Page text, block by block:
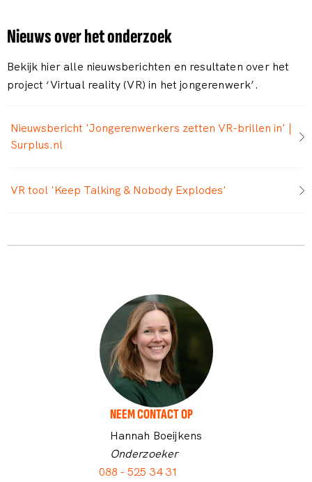
Nieuws over het onderzoek
Bekijk hier alle nieuwsberichten en resultaten over het
project ‘Virtual reality (VR) in het jongerenwerk’.
Nieuwsbericht 'Jongerenwerkers zetten VR-brillen in' |
Surplus.nl
VR tool 'Keep Talking & Nobody Explodes'
NEEM CONTACT OP
Hannah Boeijkens
Onderzoeker
088 - 525 34 31